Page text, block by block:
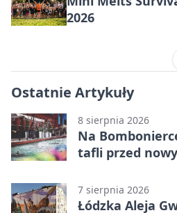
2026
Ostatnie Artykuły
8 sierpnia 2026
Na
tafli przed
7 sierpnia 2026
Łódzka Aleja